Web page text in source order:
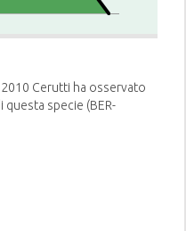
Cerutti ha osservato
specie (BER-